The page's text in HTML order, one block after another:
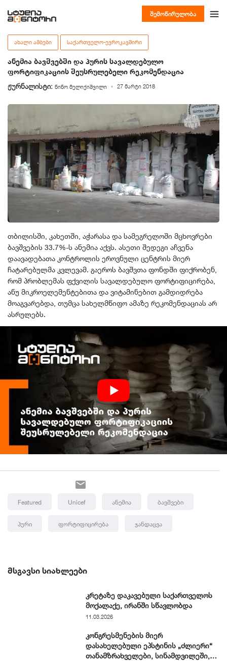
შემოწირულობა
ᲐᲮᲐᲚᲘ ᲐᲛᲑᲔᲑᲘ ᲡᲐᲥᲐᲠᲗᲕᲔᲚᲝ-ᲔᲕᲠᲝᲙᲐᲕᲨᲘᲠᲘ
ანემია ბავშვებში და პურის სავალდებულო
ფორტიფიკაციის შეუსრულებელი რეკომენდაცია
ჟურნალისტი: ნინო მელიქიშვილი 27 მარტი 2018
თბილისში, კახეთში, აჭარასა და სამეგრელოში მცხოვრები
ბავშვების 33.7%-ს ანემია აქვს. ასეთი შედეგი აჩვენა
დაავადებათა კონტროლის ეროვნული ცენტრის მიერ
ჩატარებულმა კვლევამ. გაეროს ბავშვთა ფონდში ფიქრობენ,
რომ პრობლემას ფქვილის სავალდებულო ფორტიფიცირება,
ანუ მიკროელემენტებითა და ვიტამინებით გამდიდრება
მოაგვარებდა , თუმცა სახელმწიფო ამაზე რეკომენდაციას არ
ასრულებს.
Featured Unicef Ანემია Ბავშვები
Პური Ფორტიფიცირება Ჯანდაცვა
ᲛᲡᲒᲐᲕᲡᲘ ᲡᲘᲐᲮᲚᲔᲔᲑᲘ
კრეტაზე დაკავებული საქართველოს
მოქალაქე, ირანში სწავლობდა
11.03.2026
კონგრესმენების მიერ
დასახელებული ეპსტინის „ძლიერი“
თანამზრახველები, სინამდვილეში,